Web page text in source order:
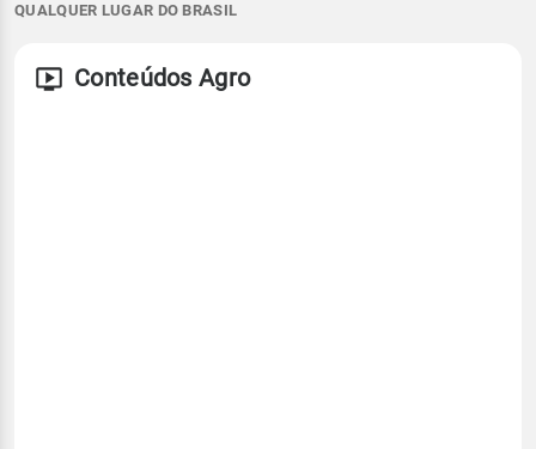
QUALQUER LUGAR DO BRASIL
Conteúdos Agro